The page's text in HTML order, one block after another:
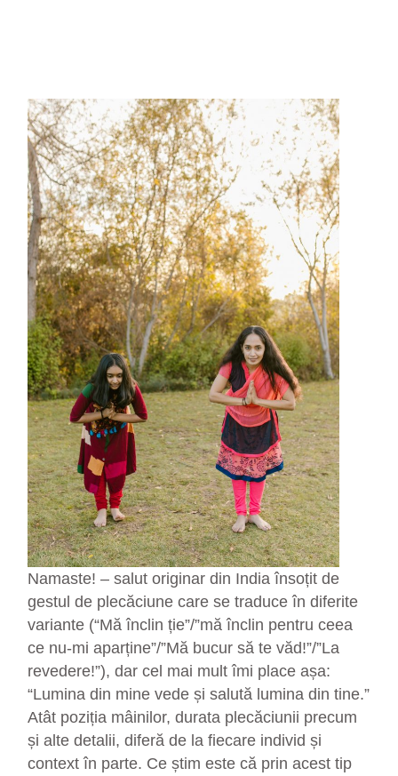
Namaste! – salut originar din India însoțit de
gestul de plecăciune care se traduce în diferite
variante (“Mă înclin ție”/”mă înclin pentru ceea
ce nu-mi aparține”/”Mă bucur să te văd!”/”La
revedere!”), dar cel mai mult îmi place așa:
“Lumina din mine vede și salută lumina din tine.”
Atât poziția mâinilor, durata plecăciunii precum
și alte detalii, diferă de la fiecare individ și
context în parte. Ce știm este că prin acest tip